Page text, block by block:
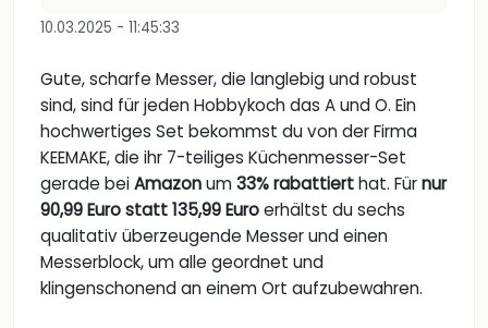
10.03.2025 - 11:45:33
Gute, scharfe Messer, die langlebig und robust
sind, sind für jeden Hobbykoch das A und O. Ein
hochwertiges Set bekommst du von der Firma
KEEMAKE, die ihr 7-teiliges Küchenmesser-Set
gerade beiAmazonum33% rabattierthat. Fürnur
90,99 Euro statt 135,99 Euroerhältst du sechs
qualitativ überzeugende Messer und einen
Messerblock, um alle geordnet und
klingenschonend an einem Ort aufzubewahren.